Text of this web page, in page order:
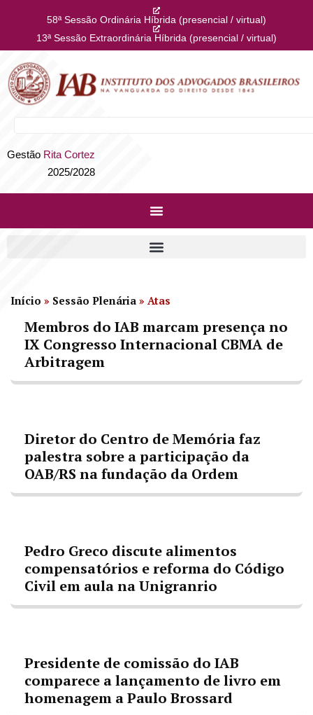
58ª Sessão Ordinária Híbrida (presencial / virtual)
13ª Sessão Extraordinária Híbrida (presencial / virtual)
Gestão Rita Cortez
2025/2028
Início » Sessão Plenária » Atas
Membros do IAB marcam presença no
IX Congresso Internacional CBMA de
Arbitragem
Diretor do Centro de Memória faz
palestra sobre a participação da
OAB/RS na fundação da Ordem
Pedro Greco discute alimentos
compensatórios e reforma do Código
Civil em aula na Unigranrio
Presidente de comissão do IAB
comparece a lançamento de livro em
homenagem a Paulo Brossard